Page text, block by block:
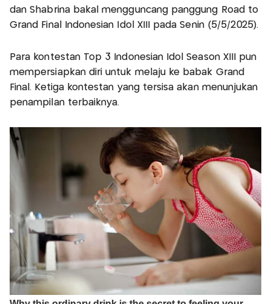
dan Shabrina bakal mengguncang panggung Road to
Grand Final Indonesian Idol XIII pada Senin (5/5/2025).
Para kontestan Top 3 Indonesian Idol Season XIII pun
mempersiapkan diri untuk melaju ke babak Grand
Final. Ketiga kontestan yang tersisa akan menunjukan
penampilan terbaiknya.